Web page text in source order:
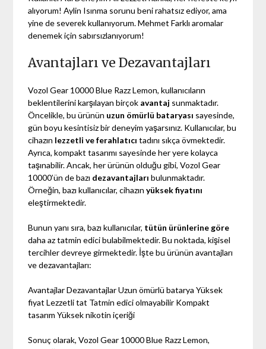
alıyorum! Aylin Isınma sorunu beni rahatsız ediyor, ama
yine de severek kullanıyorum. Mehmet Farklı aromalar
denemek için sabırsızlanıyorum!
Avantajları ve Dezavantajları
Vozol Gear 10000 Blue Razz Lemon, kullanıcıların
beklentilerini karşılayan birçok avantaj sunmaktadır.
Öncelikle, bu ürünün uzun ömürlü bataryası sayesinde,
gün boyu kesintisiz bir deneyim yaşarsınız. Kullanıcılar, bu
cihazın lezzetli ve ferahlatıcı tadını sıkça övmektedir.
Ayrıca, kompakt tasarımı sayesinde her yere kolayca
taşınabilir. Ancak, her ürünün olduğu gibi, Vozol Gear
10000’ün de bazı dezavantajları bulunmaktadır.
Örneğin, bazı kullanıcılar, cihazınyüksek fiyatını
eleştirmektedir.
Bunun yanı sıra, bazı kullanıcılar, tütün ürünlerine göre
daha az tatmin edici bulabilmektedir. Bu noktada, kişisel
tercihler devreye girmektedir. İşte bu ürünün avantajları
ve dezavantajları:
Avantajlar Dezavantajlar Uzun ömürlü batarya Yüksek
fiyat Lezzetli tat Tatmin edici olmayabilir Kompakt
tasarım Yüksek nikotin içeriği
Sonuç olarak, Vozol Gear 10000 Blue Razz Lemon,